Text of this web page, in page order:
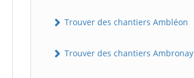
Trouver des chantiers Ambléon
Trouver des chantiers Ambronay